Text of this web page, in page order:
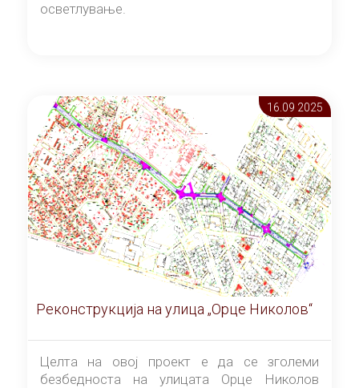
осветлување.
16.09 2025
Реконструкција на улица „Орце Николов“
Целта на овој проект е да се зголеми
безбедноста на улицата Орце Николов